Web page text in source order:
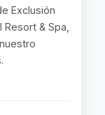
Exclusión
& Spa,